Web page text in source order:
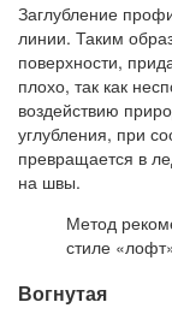
Заглубление
линии. Таким
поверхности,
плохо, так как
воздействию
углубления, при
превращается в
на швы.
Метод
стиле
Вогнутая